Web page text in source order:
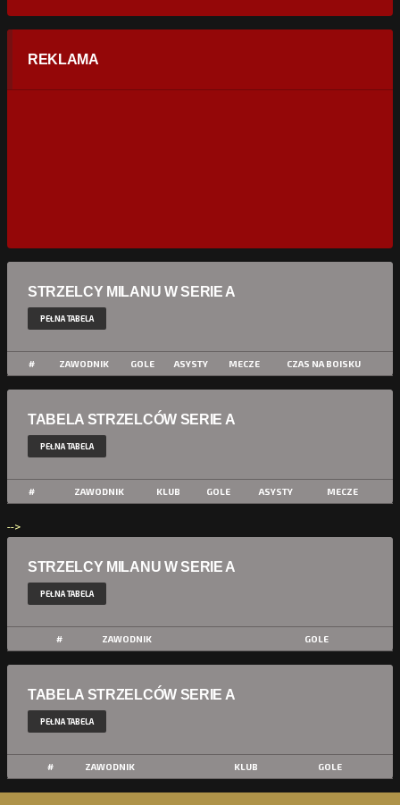
REKLAMA
STRZELCY MILANU W SERIE A
PEŁNA TABELA
# ZAWODNIK GOLE ASYSTY MECZE CZAS NA BOISKU
TABELA STRZELCÓW SERIE A
PEŁNA TABELA
# ZAWODNIK KLUB GOLE ASYSTY MECZE
-->
STRZELCY MILANU W SERIE A
PEŁNA TABELA
# ZAWODNIK GOLE
TABELA STRZELCÓW SERIE A
PEŁNA TABELA
# ZAWODNIK KLUB GOLE